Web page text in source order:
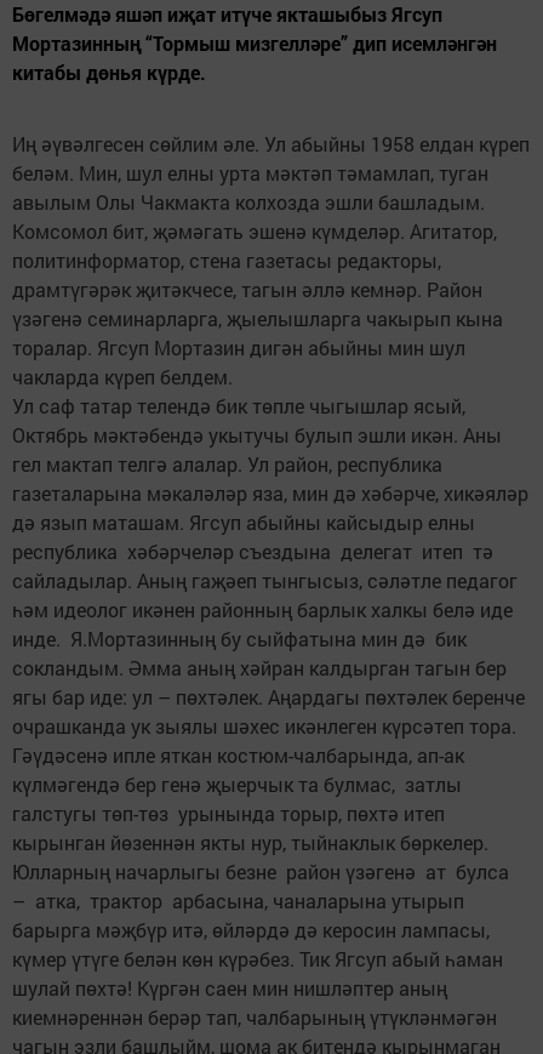
Бөгелмәдә яшәп иҗат итүче якташыбыз Ягсуп
Мортазинның “Тормыш мизгелләре” дип исемләнгән
китабы дөнья күрде.
Иң әүвәлгесен сөйлим әле. Ул абыйны 1958 елдан күреп
беләм. Мин, шул елны урта мәктәп тәмамлап, туган
авылым Олы Чакмакта колхозда эшли башладым.
Комсомол бит, җәмәгать эшенә күмделәр. Агитатор,
политинформатор, стена газетасы редакторы,
драмтүгәрәк җитәкчесе, тагын әллә кемнәр. Район
үзәгенә семинарларга, җыелышларга чакырып кына
торалар. Ягсуп Мортазин дигән абыйны мин шул
чакларда күреп белдем.
Ул саф татар телендә бик төпле чыгышлар ясый,
Октябрь мәктәбендә укытучы булып эшли икән. Аны
гел мактап телгә алалар. Ул район, республика
газеталарына мәкаләләр яза, мин дә хәбәрче, хикәяләр
дә язып маташам. Ягсуп абыйны кайсыдыр елны
республика хәбәрчеләр съездына делегат итеп тә
сайладылар. Аның гаҗәеп тынгысыз, сәләтле педагог
һәм идеолог икәнен районның барлык халкы белә иде
инде. Я.Мортазинның бу сыйфатына мин дә бик
сокландым. Әмма аның хәйран калдырган тагын бер
ягы бар иде: ул – пөхтәлек. Аңардагы пөхтәлек беренче
очрашканда ук зыялы шәхес икәнлеген күрсәтеп тора.
Гәүдәсенә ипле яткан костюм-чалбарында, ап-ак
күлмәгендә бер генә җыерчык та булмас, затлы
галстугы төп-төз урынында торыр, пөхтә итеп
кырынган йөзеннән якты нур, тыйнаклык бөркелер.
Юлларның начарлыгы безне район үзәгенә ат булса
– атка, трактор арбасына, чаналарына утырып
барырга мәҗбүр итә, өйләрдә дә керосин лампасы,
күмер үтүге белән көн күрәбез. Тик Ягсуп абый һаман
шулай пөхтә! Күргән саен мин нишләптер аның
киемнәреннән берәр тап, чалбарының үтүкләнмәгән
чагын эзли башлыйм, шома ак битендә кырынмаган